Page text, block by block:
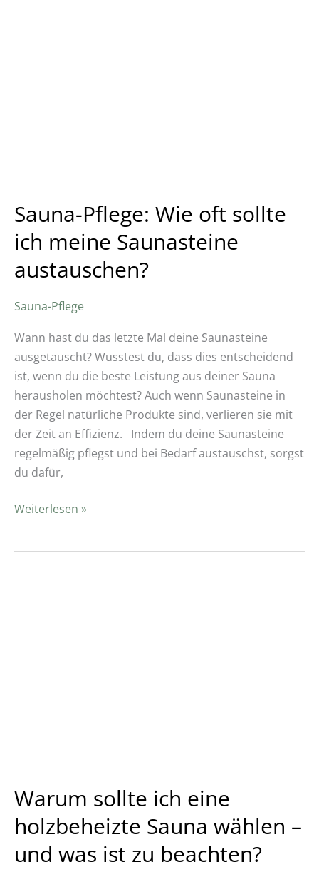
Sauna-Pflege: Wie oft sollte
ich meine Saunasteine
austauschen?
Sauna-Pflege
Wann hast du das letzte Mal deine Saunasteine
ausgetauscht? Wusstest du, dass dies entscheidend
ist, wenn du die beste Leistung aus deiner Sauna
herausholen möchtest? Auch wenn Saunasteine in
der Regel natürliche Produkte sind, verlieren sie mit
der Zeit an Effizienz. Indem du deine Saunasteine
regelmäßig pflegst und bei Bedarf austauschst, sorgst
du dafür,
Weiterlesen »
Warum sollte ich eine
holzbeheizte Sauna wählen –
und was ist zu beachten?
zu
beachten?